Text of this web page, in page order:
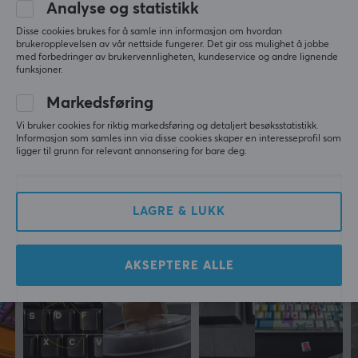
Beige, Lilla
GARANTI
1 års garanti
Relevans
Alle anmeldelser
Level 14
Pro Gladiator
PC
Nintendo VR Retro
Keyboard Science Mio Milkshake - Base + Norde kit
Mer fra vårt fellesskap
Analyse og statistikk
Disse cookies brukes for å samle inn informasjon om hvordan
brukeropplevelsen av vår nettside fungerer. Det gir oss mulighet å jobbe
med forbedringer av brukervennligheten, kundeservice og andre lignende
funksjoner.
Markedsføring
Vi bruker cookies for riktig markedsføring og detaljert besøksstatistikk.
Informasjon som samles inn via disse cookies skaper en interesseprofil som
ligger til grunn for relevant annonsering for bare deg.
LAGRE & LUKK
AKSEPTERE ALLE